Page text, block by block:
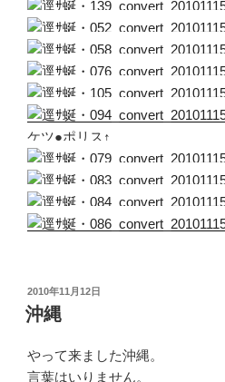
ケツ●ポリス↑
投
稿
日:
2010年11月12日
沖縄
やって来ました沖縄。
言葉はいりません。